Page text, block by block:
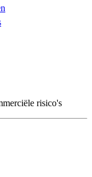
risico's